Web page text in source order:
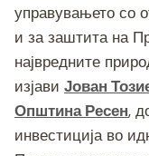
управувањето со
и за заштита на
највредните
изјави Јован
Општина Ресен,
инвестиција во